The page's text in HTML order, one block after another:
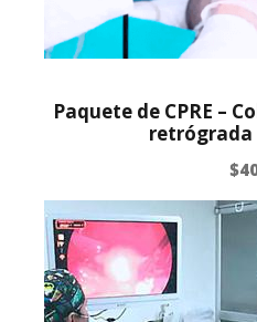
Paquete de CPRE –
retrógrada
$